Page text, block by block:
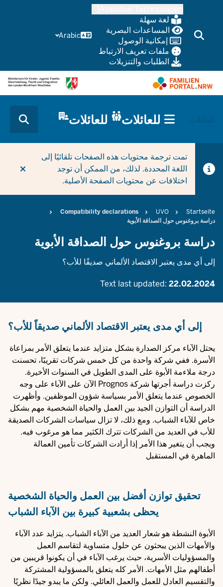
content
لغة سهلة
المساعدات البصرية
إمكانية الوصول
ملفات تعريف الارتباط
الطلبات والتنزيلات
Arabic
CURRENT SECTION بالنسبة للشركات/البلديات
للعائلات
HAUPTNAVIGATION
(TRÄGERBEREICH)
للعائلات للعائلات
تمت ترجمة محتويات هذه الصفحات تلقائيًا إلى
اللغة المحددة. لذلك، من الممكن أن توجد
اختلافات عن محتويات الصفحة الأصلية.
Breadcrumb
Startseite
UVO
Compatibility declarations
دراسة بروغنوس حول الصداقة الأبوية
دراسة بروغنوس حول الصداقة الأبوية
إلى أي مدى يعتبر الاقتصاد الألماني صديقًا للأب؟
Text last updated: 22.02.2024
إلى أي مدى يعتبر الاقتصاد الألماني صديقاً للأب؟
يحتل الآباء مركز الصدارة بشكل متزايد عندما يتعلق الأمر بمراعاة
الأسرة. ففي شركة واحدة من كل خمس شركات تقريبًا، تحسنت
درجة ملاءمة الأبوة على المدى الطويل في السنوات الأخيرة.
ركزت دراسة أجرتها شركة Prognos الآن على الآباء على وجه
الخصوص عندما يتعلق الأمر بسياسة شؤون الموظفين. وأظهرت
الدراسة أن التوازن الجيد بين العمل والحياة الشخصية مهم بشكل
خاص للآباء الشباب. ومع ذلك، لا تزال سياسات الشركات الصديقة
للأب في العديد من الشركات تترك الكثير مما هو مرغوب فيه.
ويجب أن يتغير هذا الأمر إذا أرادت الشركات تأمين العمالة
الماهرة في المستقبل
تحقيق توازن أفضل بين العمل والحياة الشخصية
يحظى بشعبية كبيرة بين الآباء الشباب
الأبوة النشطة هو شعار العديد من الآباء الشباب. يتزايد عدد الآباء
والأمهات الذين يبحثون عن حلول متساوية لتقاسم العمل
والمسؤوليات الأسرية، حيث يرغب الآباء في أن يكونوا قريبين من
أطفالهم مثل الأمهات. الأمر كله يتعلق بالمسؤولية المشتركة
والتقسيم العادل للعمل والعمل العائلي. ولكن ما يبدو جيدًا نظريًا